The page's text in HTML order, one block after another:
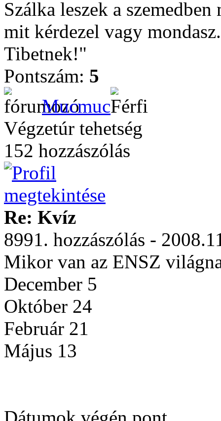
Szálka leszek a
mit kérdezel vagy
Tibetnek!"
Pontszám: 5
Mucmuc
Végzetúr tehetség
152 hozzászólás
Re: Kvíz
8991. hozzászólás -
Mikor van az ENSZ
December 5
Október 24
Február 21
Május 13